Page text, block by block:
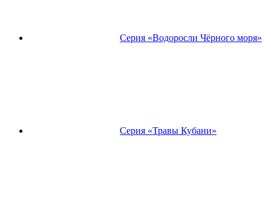
Серия «Водоросли Чёрного моря»
Серия «Травы Кубани»